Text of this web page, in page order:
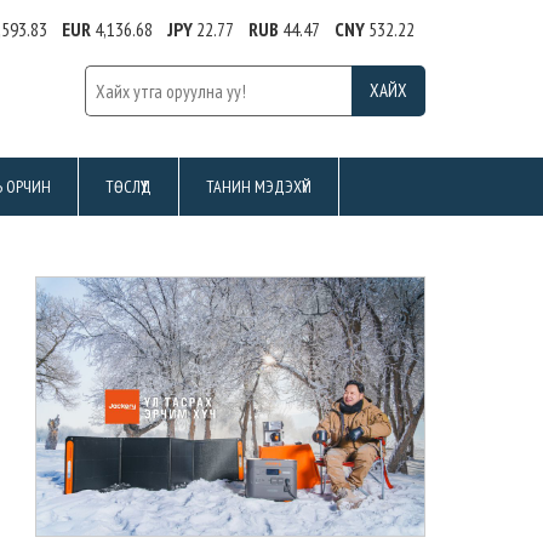
EUR4,136.68 JPY22.77 RUB 44.47 CNY532.22
ОРЧИН ТӨСЛҮҮД ТАНИН МЭДЭХҮЙ